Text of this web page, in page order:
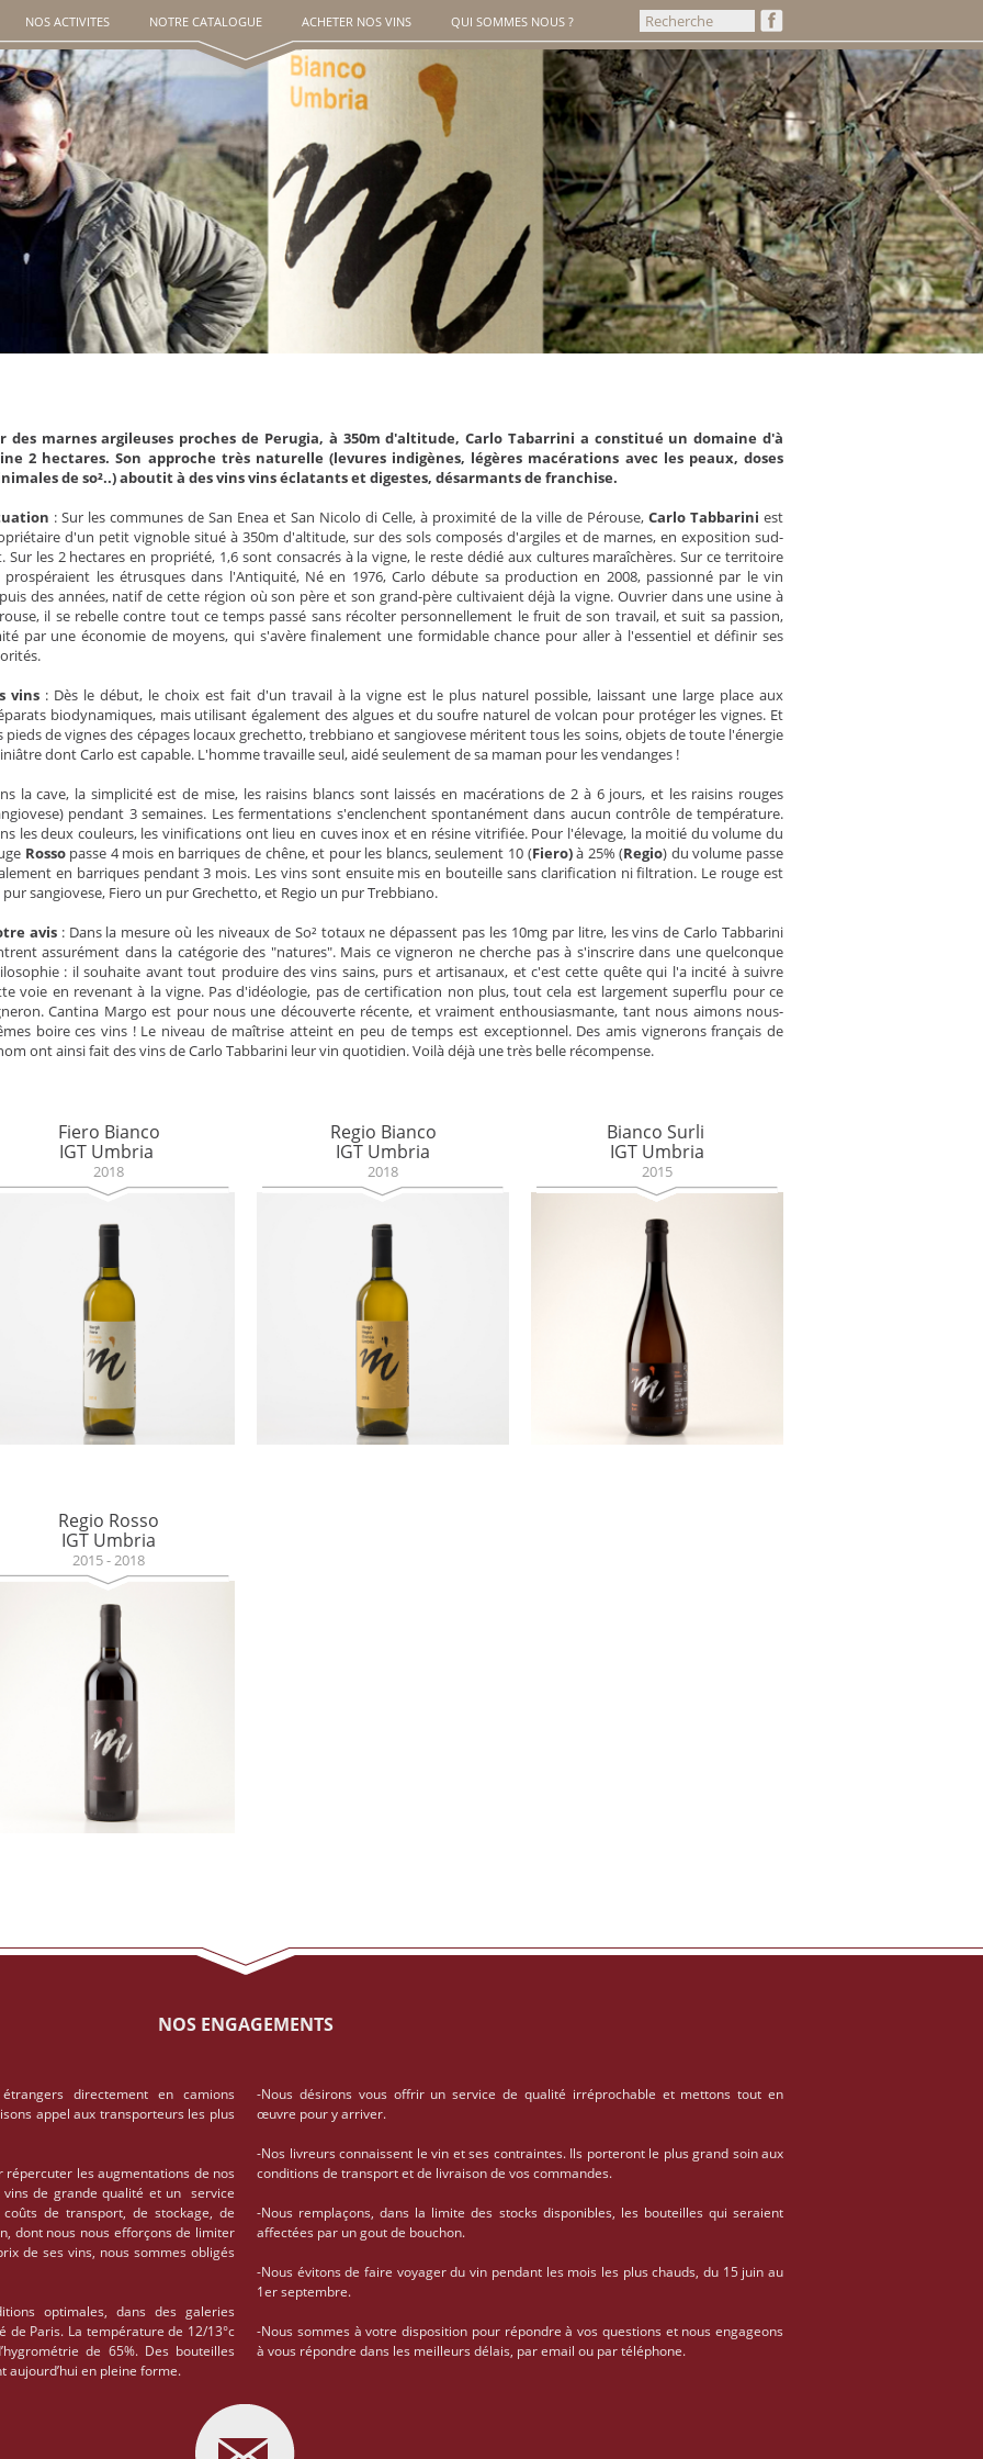
NOS ACTIVITES NOTRE CATALOGUE ACHETER NOS VINS QUI SOMMES NOUS ?
des marnes argileuses proches de Perugia, à 350m d'altitude, Carlo Tabarrini a constitué un domaine d'à
2 hectares. Son approche très naturelle (levures indigènes, légères macérations avec les peaux, doses
de so²..) aboutit à des vins vins éclatants et digestes, désarmants de franchise.
: Sur les communes de San Enea et San Nicolo di Celle, à proximité de la ville de Pérouse, Carlo Tabbarini est
d'un petit vignoble situé à 350m d'altitude, sur des sols composés d'argiles et de marnes, en exposition sud-
Sur les 2 hectares en propriété, 1,6 sont consacrés à la vigne, le reste dédié aux cultures maraîchères. Sur ce territoire
prospéraient les étrusques dans l'Antiquité, Né en 1976, Carlo débute sa production en 2008, passionné par le vin
des années, natif de cette région où son père et son grand-père cultivaient déjà la vigne. Ouvrier dans une usine à
il se rebelle contre tout ce temps passé sans récolter personnellement le fruit de son travail, et suit sa passion,
par une économie de moyens, qui s'avère finalement une formidable chance pour aller à l'essentiel et définir ses
vins: Dès le début, le choix est fait d'un travail à la vigne est le plus naturel possible, laissant une large place aux
biodynamiques, mais utilisant également des algues et du soufre naturel de volcan pour protéger les vignes. Et
pieds de vignes des cépages locaux grechetto, trebbiano et sangiovese méritent tous les soins, objets de toute l'énergie
dont Carlo est capable. L'homme travaille seul, aidé seulement de sa maman pour les vendanges !
la cave, la simplicité est de mise, les raisins blancs sont laissés en macérations de 2 à 6 jours, et les raisins rouges
pendant 3 semaines. Les fermentations s'enclenchent spontanément dans aucun contrôle de température.
les deux couleurs, les vinifications ont lieu en cuves inox et en résine vitrifiée. Pour l'élevage, la moitié du volume du
Rossopasse 4 mois en barriques de chêne, et pour les blancs, seulement 10 (Fiero)à 25% (Regio) du volume passe
en barriques pendant 3 mois. Les vins sont ensuite mis en bouteille sans clarification ni filtration. Le rouge est
pur sangiovese, Fiero un pur Grechetto, et Regio un pur Trebbiano.
avis: Dans la mesure où les niveaux de So² totaux ne dépassent pas les 10mg par litre, les vins de Carlo Tabbarini
assurément dans la catégorie des "natures". Mais ce vigneron ne cherche pas à s'inscrire dans une quelconque
: il souhaite avant tout produire des vins sains, purs et artisanaux, et c'est cette quête qui l'a incité à suivre
voie en revenant à la vigne. Pas d'idéologie, pas de certification non plus, tout cela est largement superflu pour ce
Cantina Margo est pour nous une découverte récente, et vraiment enthousiasmante, tant nous aimons nous-
boire ces vins ! Le niveau de maîtrise atteint en peu de temps est exceptionnel. Des amis vignerons français de
ont ainsi fait des vins de Carlo Tabbarini leur vin quotidien. Voilà déjà une très belle récompense.
Fiero Bianco
IGT Umbria
2018
Regio Bianco
IGT Umbria
2018
Bianco Surli
IGT Umbria
2015
Regio Rosso
IGT Umbria
2015 - 2018
NOS ENGAGEMENTS
directement en camions
appel aux transporteurs les plus
répercuter les augmentations de nos
vins de grande qualité et un service
de transport, de stockage, de
dont nous nous efforçons de limiter
de ses vins, nous sommes obligés
optimales, dans des galeries
Paris. La température de 12/13°c
de 65%. Des bouteilles
aujourd’hui en pleine forme.
-Nous désirons vous offrir un service de qualité irréprochable et mettons tout en
œuvre pour y arriver.
-Nos livreurs connaissent le vin et ses contraintes. Ils porteront le plus grand soin aux
conditions de transport et de livraison de vos commandes.
-Nous remplaçons, dans la limite des stocks disponibles, les bouteilles qui seraient
affectées par un gout de bouchon.
-Nous évitons de faire voyager du vin pendant les mois les plus chauds, du 15 juin au
1er septembre.
-Nous sommes à votre disposition pour répondre à vos questions et nous engageons
à vous répondre dans les meilleurs délais, par email ou par téléphone.